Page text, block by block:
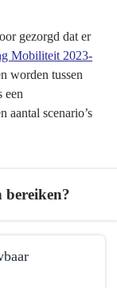
gezorgd dat er
Mobiliteit 2023-
worden tussen
een
aantal scenario’s
bereiken?